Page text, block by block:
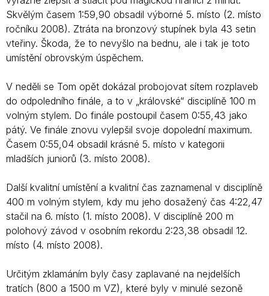
Skvělým časem 1:59,90 obsadil výborné 5. místo (2. místo
ročníku 2008). Ztráta na bronzový stupínek byla 43 setin
vteřiny. Škoda, že to nevyšlo na bednu, ale i tak je toto
umístění obrovským úspěchem.
V neděli se Tom opět dokázal probojovat sítem rozplaveb
do odpoledního finále, a to v „královské“ disciplíně 100 m
volným stylem. Do finále postoupil časem 0:55,43 jako
pátý. Ve finále znovu vylepšil svoje dopolední maximum.
Časem 0:55,04 obsadil krásné 5. místo v kategorii
mladších juniorů (3. místo 2008).
Další kvalitní umístění a kvalitní čas zaznamenal v disciplíně
400 m volným stylem, kdy mu jeho dosažený čas 4:22,47
stačil na 6. místo (1. místo 2008). V disciplíně 200 m
polohový závod v osobním rekordu 2:23,38 obsadil 12.
místo (4. místo 2008).
Určitým zklamáním byly časy zaplavané na nejdelších
tratích (800 a 1500 m VZ), které byly v minulé sezoně